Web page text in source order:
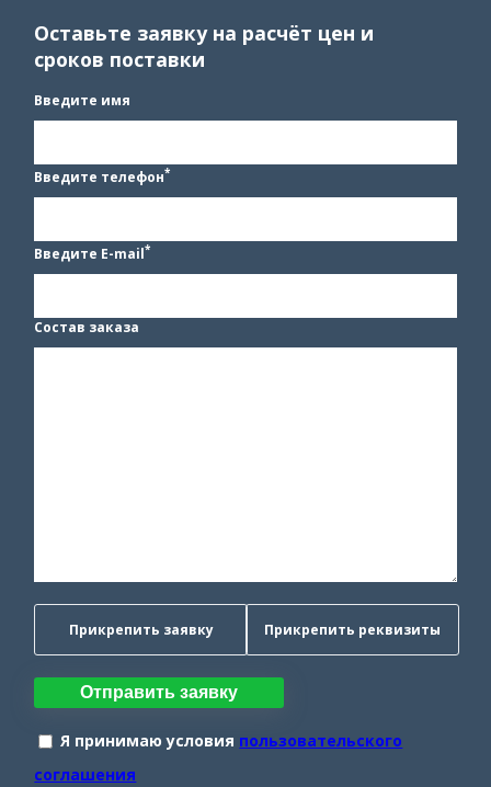
Оставьте заявку на расчёт цен и
сроков поставки
Введите имя
Введите телефон*
Введите E-mail*
Состав заказа
Прикрепить заявку Прикрепить реквизиты
Отправить заявку
Я принимаю условия пользовательского
соглашения